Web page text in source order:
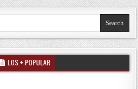
LOS + POPULAR